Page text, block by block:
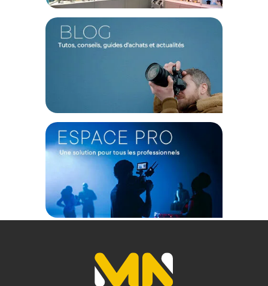
Offre valable jusqu'au 09-08-2026 inclus.
(1) Offre valable jusqu'au 31 Décembre 2030 à partir de 49 euros
d'achat, sur la base d'une expédition Chronopost 24H vers un point
relais situé en France continentale uniquement, valable uniquement
(3) Nombre de points Fidélité estimés, hors remises au panier, basé
sur le prix TTC en €, les points seront effectivement calculés dans le